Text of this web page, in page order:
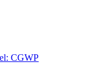
CGWP